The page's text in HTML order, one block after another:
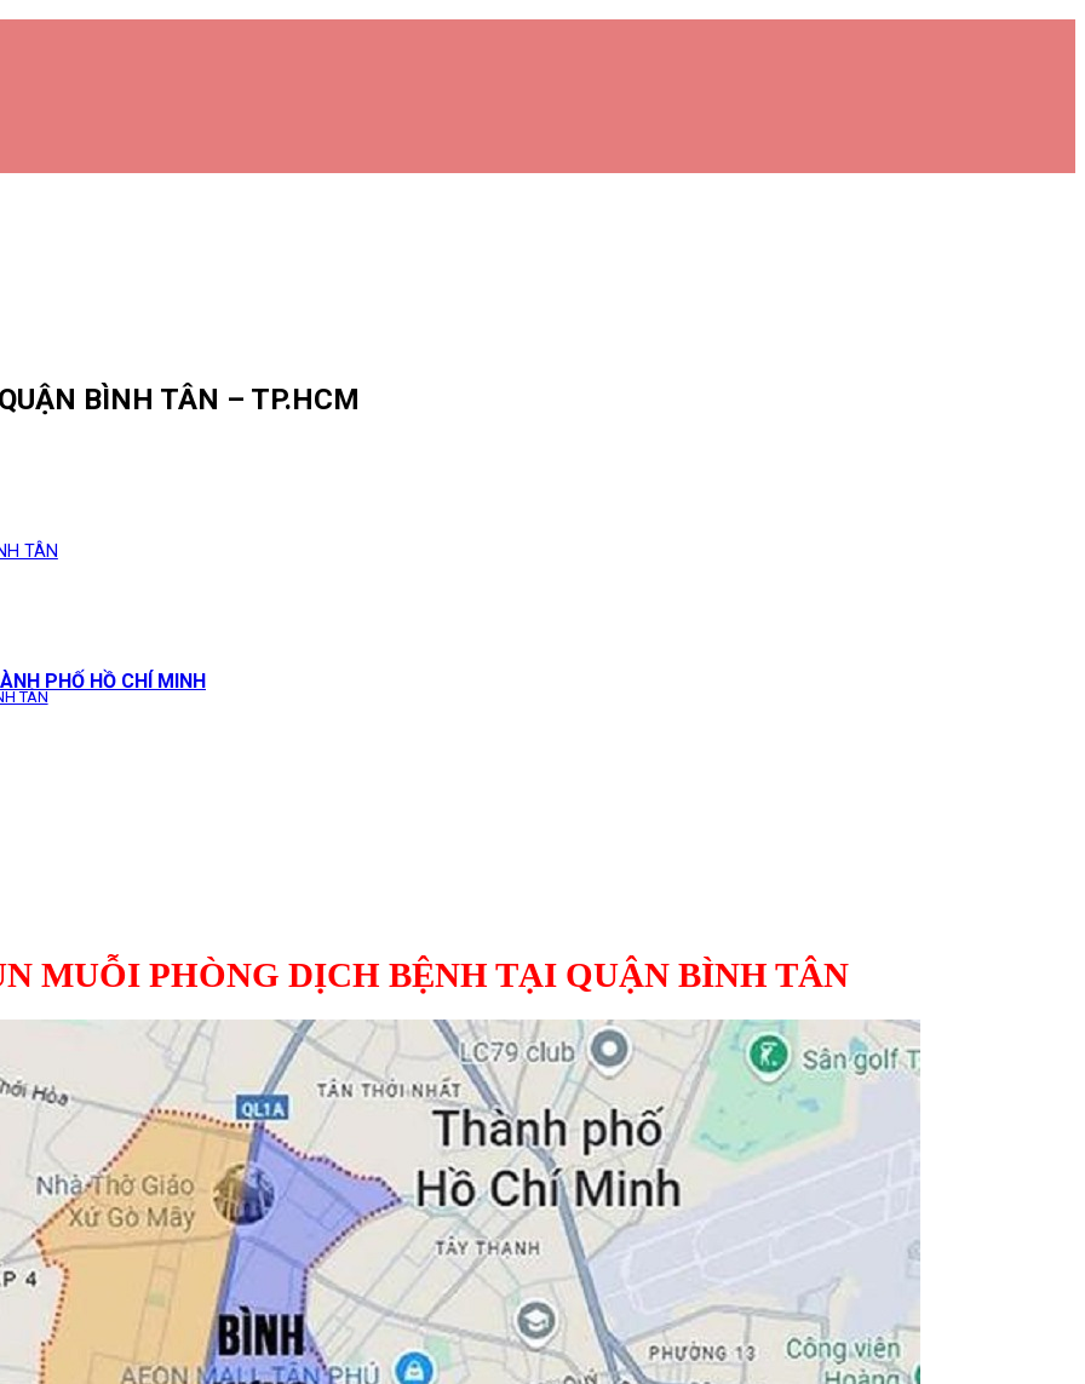
PHỐ HỒ CHÍ MINH
BÌNH TÂN – TP.HCM
TÂN
TÂN
MUỖI PHÒNG DỊCH BỆNH TẠI QUẬN BÌNH TÂN